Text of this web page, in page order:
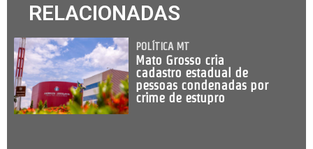
RELACIONADAS
POLÍTICA MT
Mato Grosso cria
cadastro estadual de
pessoas condenadas por
crime de estupro